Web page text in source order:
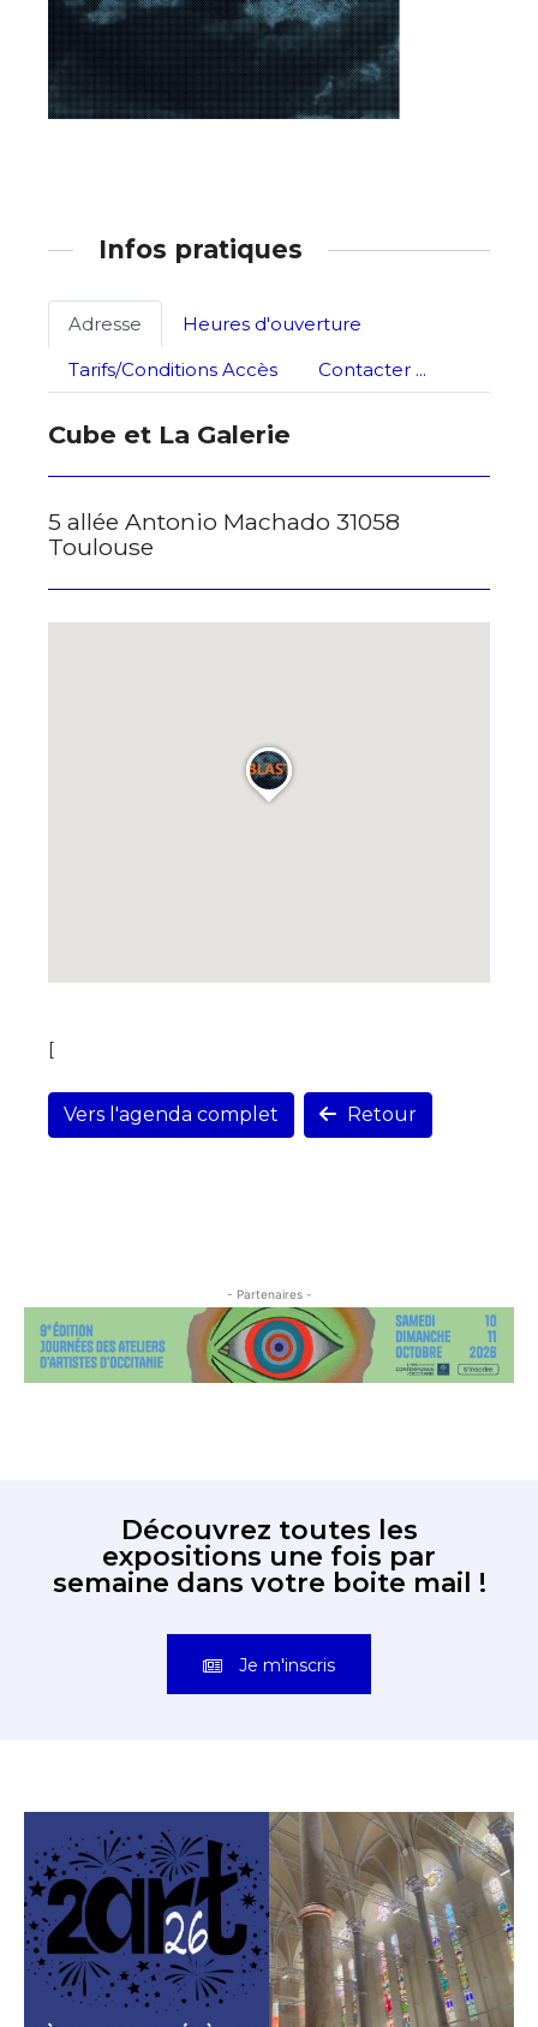
* Champ obligatoire
Infos pratiques
Adresse
Heures d'ouverture
Tarifs/Conditions Accès
Contacter ...
Cube et La Galerie
5 allée Antonio Machado 31058
Toulouse
[
Vers l'agenda complet Retour
- Partenaires -
Découvrez toutes les
expositions une fois par
semaine dans votre boite mail !
Je m'inscris